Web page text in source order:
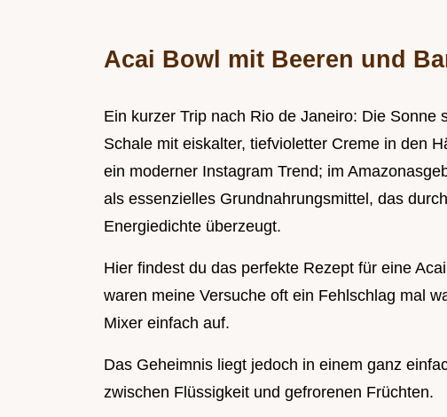
Acai Bowl mit Beeren und
Ein kurzer Trip nach Rio de Janeiro: Die
Schale mit eiskalter, tiefvioletter Creme in den
ein moderner Instagram Trend; im
als essenzielles Grundnahrungsmittel, das
Energiedichte überzeugt.
Hier findest du das perfekte Rezept für eine
waren meine Versuche oft ein Fehlschlag mal
Mixer einfach auf.
Das Geheimnis liegt jedoch in einem ganz
zwischen Flüssigkeit und gefrorenen Früchten.